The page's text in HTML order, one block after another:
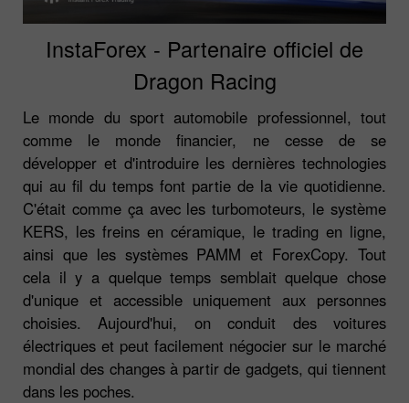
InstaForex - Partenaire officiel de
Dragon Racing
Le monde du sport automobile professionnel, tout
comme le monde financier, ne cesse de se
développer et d'introduire les dernières technologies
qui au fil du temps font partie de la vie quotidienne.
C'était comme ça avec les turbomoteurs, le système
KERS, les freins en céramique, le trading en ligne,
ainsi que les systèmes PAMM et ForexCopy. Tout
cela il y a quelque temps semblait quelque chose
d'unique et accessible uniquement aux personnes
choisies. Aujourd'hui, on conduit des voitures
électriques et peut facilement négocier sur le marché
mondial des changes à partir de gadgets, qui tiennent
dans les poches.